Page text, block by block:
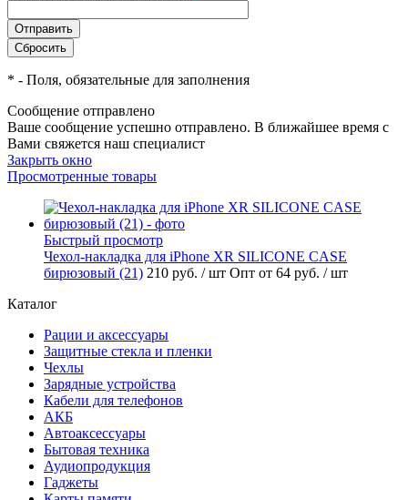
* - Поля, обязательные для заполнения
Сообщение отправлено
Ваше сообщение успешно отправлено. В ближайшее время с
Вами свяжется наш специалист
Закрыть окно
Просмотренные товары
Быстрый просмотр
Чехол-накладка для iPhone XR SILICONE CASE
бирюзовый (21) 210 руб. / шт Опт от 64 руб. / шт
Каталог
Рации и аксессуары
Защитные стекла и пленки
Чехлы
Зарядные устройства
Кабели для телефонов
АКБ
Автоаксессуары
Бытовая техника
Аудиопродукция
Гаджеты